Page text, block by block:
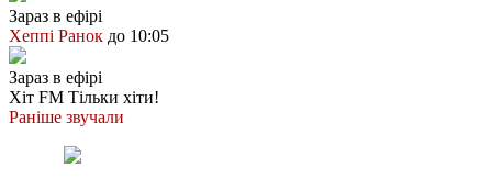
Зараз в ефірі
Хеппі Ранок до 10:05
Зараз в ефірі
Хіт FM Тільки хіти!
Раніше звучали